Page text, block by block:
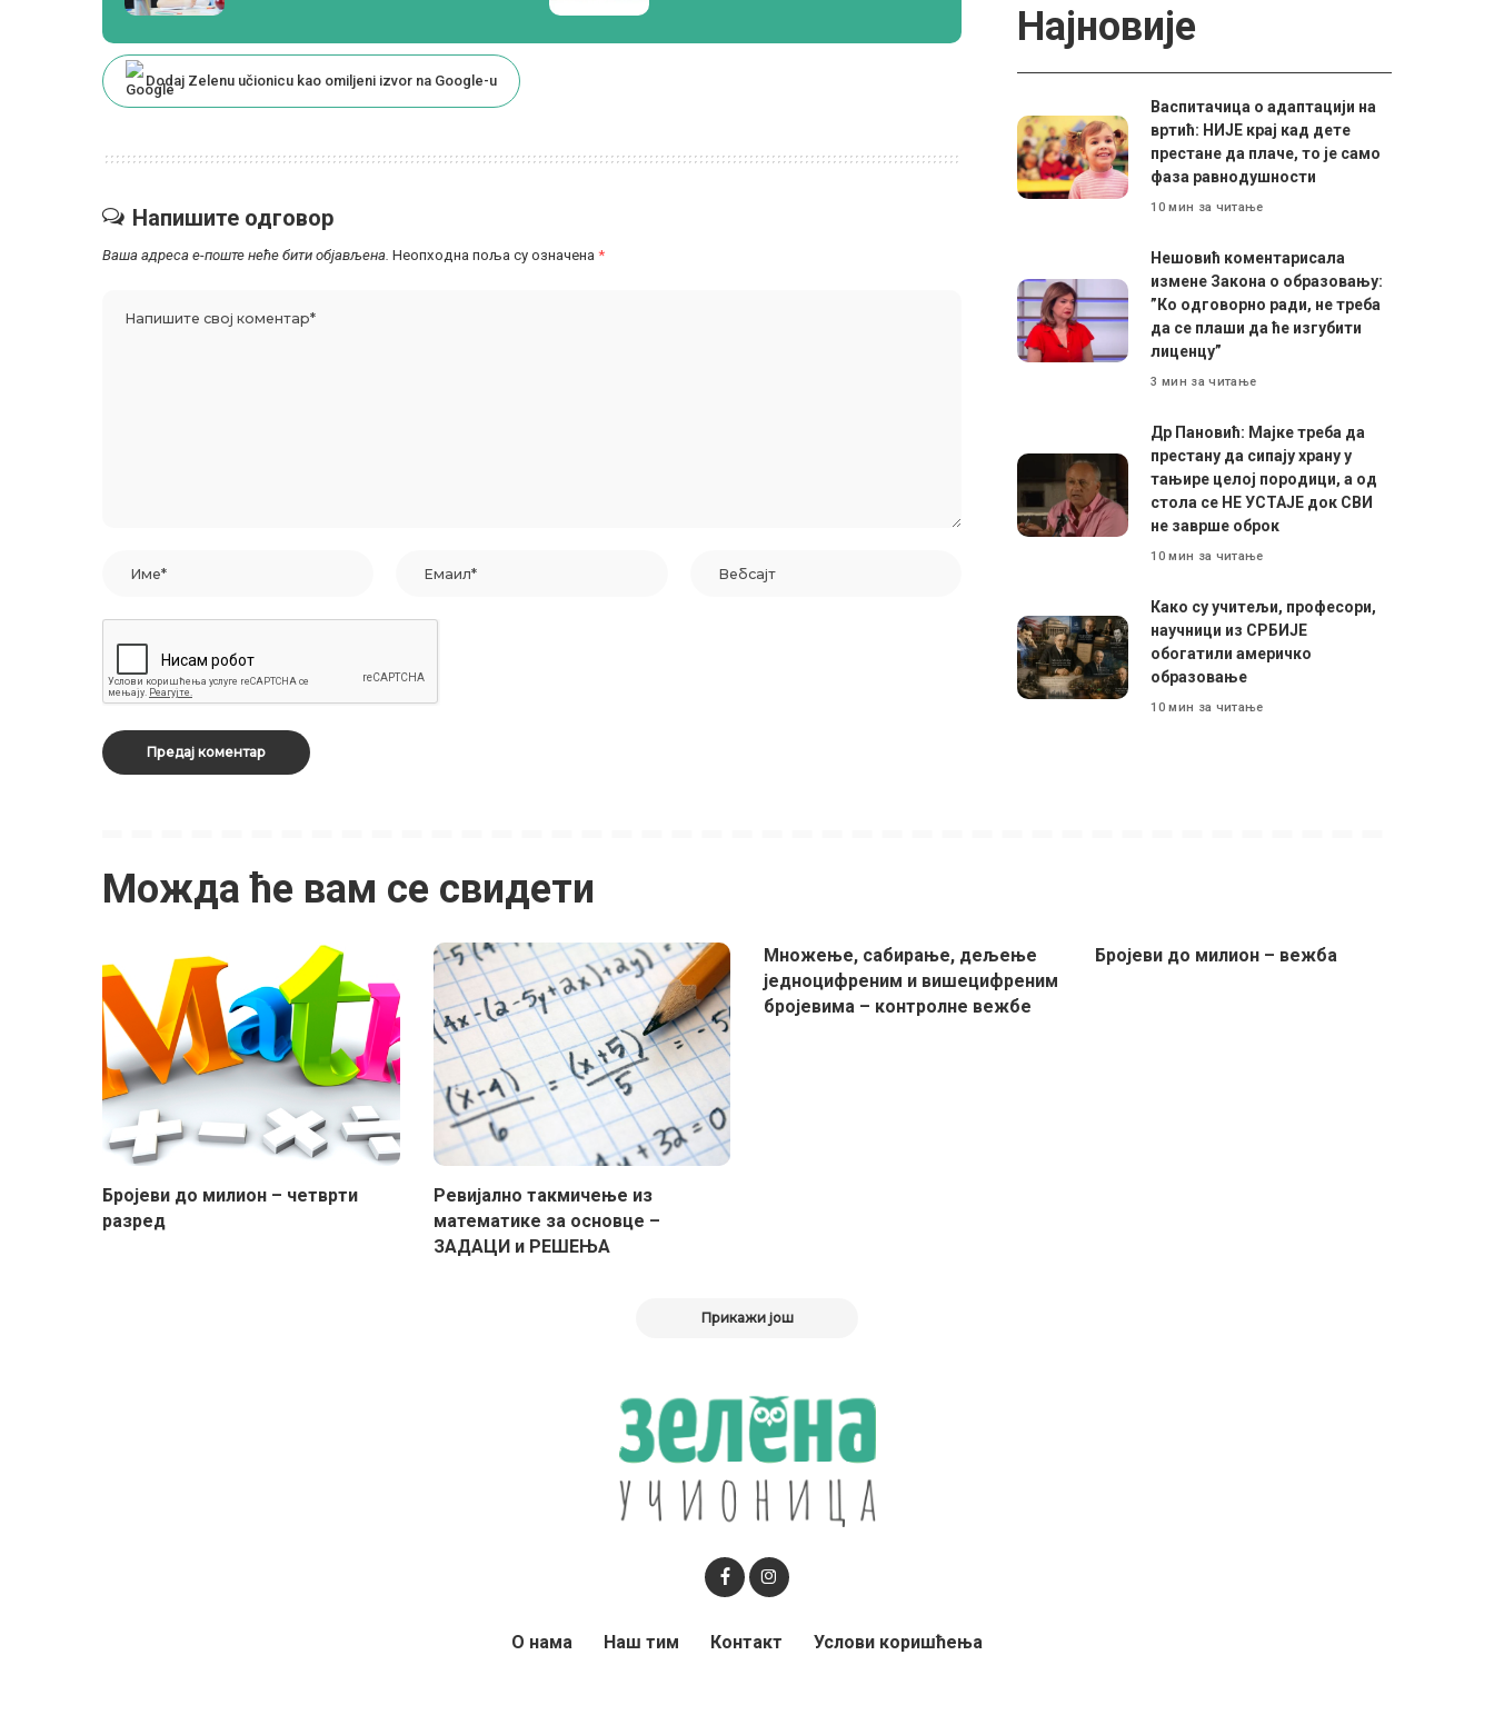
Dodaj Zelenu učionicu kao omiljeni izvor na Google-u
Напишите одговор
Ваша адреса е-поште неће бити објављена. Неопходна поља су означена *
Најновије
Васпитачица о адаптацији на
вртић: НИЈЕ крај кад дете
престане да плаче, то је само
фаза равнодушности
10 мин за читање
Нешовић коментарисала
измене Закона о образовању:
”Ко одговорно ради, не треба
да се плаши да ће изгубити
лиценцу”
3 мин за читање
Др Пановић: Мајке треба да
престану да сипају храну у
тањире целој породици, а од
стола се НЕ УСТАЈЕ док СВИ
не заврше оброк
10 мин за читање
Како су учитељи, професори,
научници из СРБИЈЕ
обогатили америчко
образовање
10 мин за читање
Можда ће вам се свидети
Бројеви до милион – четврти
разред
Ревијално такмичење из
математике за основце –
ЗАДАЦИ и РЕШЕЊА
Множење, сабирање, дељење
једноцифреним и вишецифреним
бројевима – контролне вежбе
Бројеви до милион – вежба
Прикажи још
О нама Наш тим Контакт Услови коришћења